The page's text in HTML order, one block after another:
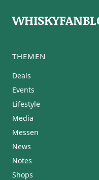
THEMEN
Deals
Events
Lifestyle
Media
Messen
News
Notes
Shops